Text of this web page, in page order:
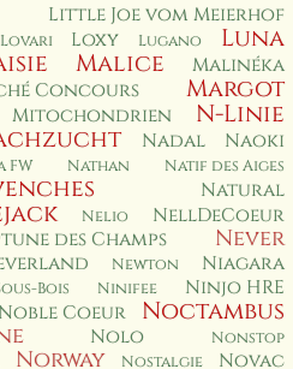
Little Joe vom Meierhof
Lovari Loxy Lugano Luna
Malice Malinéka
Concours Margot
Mitochondrien N-Linie
Nadal Naoki
FW Nathan Natif des Aiges
Natural
Nelio
NellDeCoeur
des Champs Never
Newton
Niagara
Bois Ninifee Ninjo HRE
Noble Coeur Noctambus
Nolo Nonstop
Norway Nostalgie
Novac